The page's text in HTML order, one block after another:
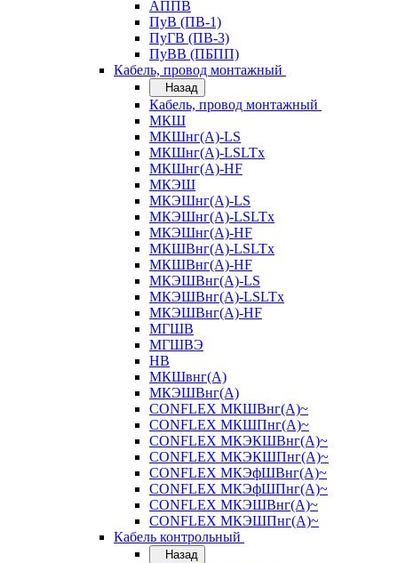
АППВ
ПуВ (ПВ-1)
ПуГВ (ПВ-3)
ПуВВ (ПБПП)
Кабель, провод монтажный
Назад
Кабель, провод монтажный
МКШ
МКШнг(А)-LS
МКШнг(А)-LSLTx
МКШнг(А)-HF
МКЭШ
МКЭШнг(А)-LS
МКЭШнг(А)-LSLTx
МКЭШнг(А)-HF
МКШВнг(A)-LSLTx
МКШВнг(А)-HF
МКЭШВнг(А)-LS
МКЭШВнг(A)-LSLTx
МКЭШВнг(А)-HF
МГШВ
МГШВЭ
НВ
МКШвнг(А)
МКЭШВнг(А)
CONFLEX МКШВнг(А)~
CONFLEX МКШПнг(А)~
CONFLEX МКЭКШВнг(А)~
CONFLEX МКЭКШПнг(А)~
CONFLEX МКЭфШВнг(А)~
CONFLEX МКЭфШПнг(А)~
CONFLEX МКЭШВнг(А)~
CONFLEX МКЭШПнг(А)~
Кабель контрольный
Назад